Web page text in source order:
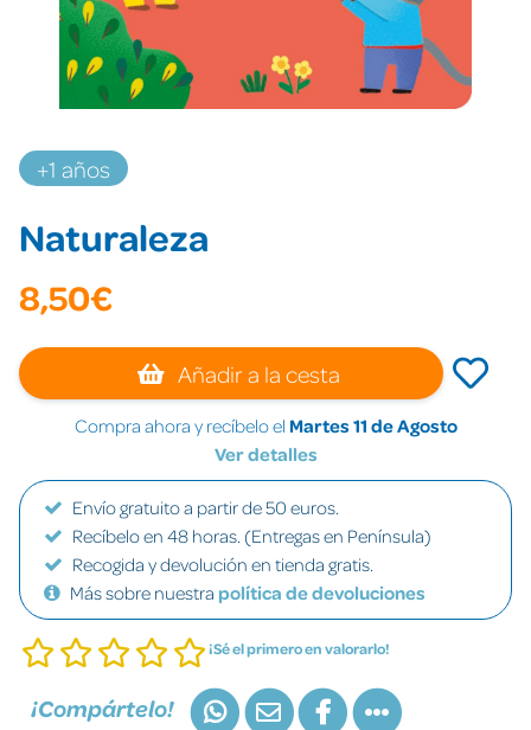
+1 años
Naturaleza
8,50€
Añadir a la cesta
Compra ahora y recíbelo el Martes 11 de Agosto
Ver detalles
Envío gratuito a partir de 50 euros.
Recíbelo en 48 horas. (Entregas en Península)
Recogida y devolución en tienda gratis.
Más sobre nuestra política de devoluciones
¡Sé el primero en valorarlo!
¡Compártelo!